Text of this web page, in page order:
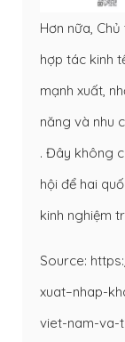
Hơn nữa,
hợp tác kinh
mạnh xuất,
năng và nhu
. Đây không
hội để hai
kinh nghiệm
Source:
xuat–nhap-
viet-nam-va-